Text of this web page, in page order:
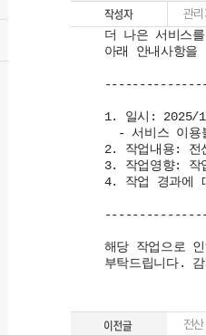
관
더 나은 서비스
아래 안내사항
1. 일시: 2025/
- 서비스 이용
2. 작업내용: 전
3. 작업영향: 작
4. 작업 경과에
해당 작업으로
부탁드립니다.
전